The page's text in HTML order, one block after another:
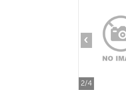
2/4
‹